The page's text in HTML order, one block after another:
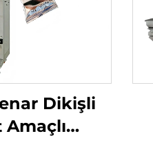
Dikişli
Amaçlı